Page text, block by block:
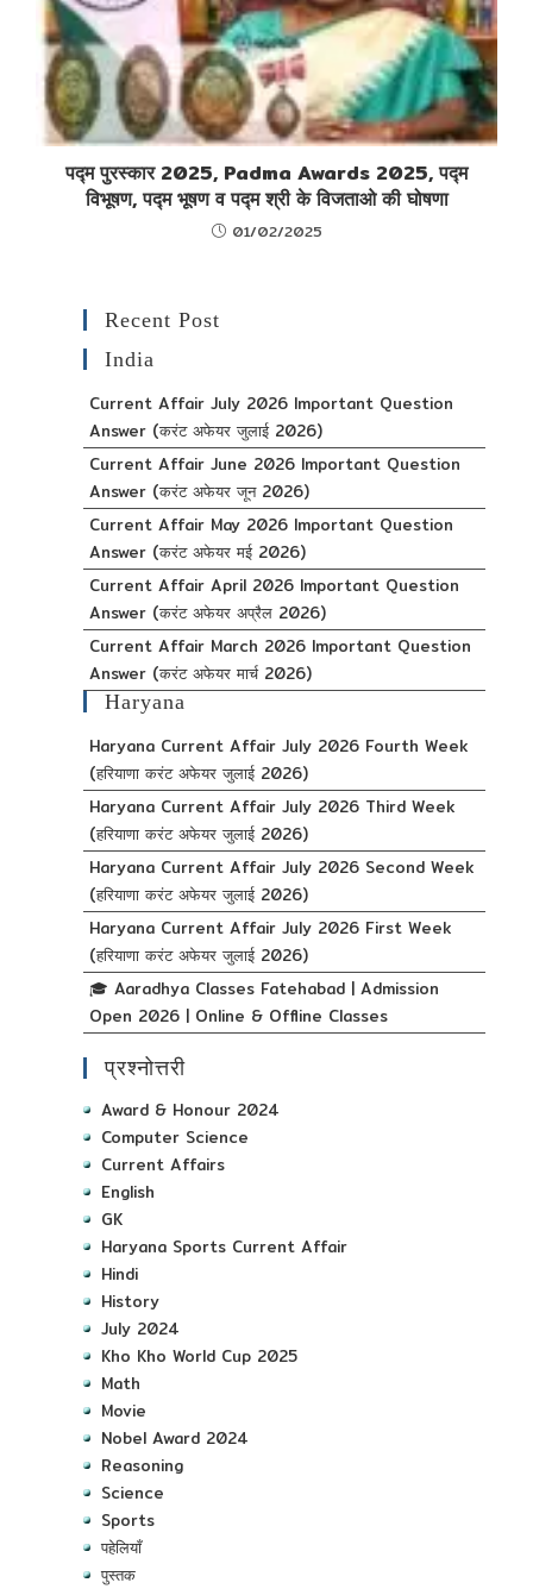
पद्म पुरस्कार 2025, Padma Awards 2025, पद्म
विभूषण, पद्म भूषण व पद्म श्री के विजताओ की घोषणा
01/02/2025
Recent Post
India
Current Affair July 2026 Important Question
Answer (करंट अफेयर जुलाई 2026)
Current Affair June 2026 Important Question
Answer (करंट अफेयर जून 2026)
Current Affair May 2026 Important Question
Answer (करंट अफेयर मई 2026)
Current Affair April 2026 Important Question
Answer (करंट अफेयर अप्रैल 2026)
Current Affair March 2026 Important Question
Answer (करंट अफेयर मार्च 2026)
Haryana
Haryana Current Affair July 2026 Fourth Week
(हरियाणा करंट अफेयर जुलाई 2026)
Haryana Current Affair July 2026 Third Week
(हरियाणा करंट अफेयर जुलाई 2026)
Haryana Current Affair July 2026 Second Week
(हरियाणा करंट अफेयर जुलाई 2026)
Haryana Current Affair July 2026 First Week
(हरियाणा करंट अफेयर जुलाई 2026)
🎓 Aaradhya Classes Fatehabad | Admission
Open 2026 | Online & Offline Classes
प्रश्नोत्तरी
Award & Honour 2024
Computer Science
Current Affairs
English
GK
Haryana Sports Current Affair
Hindi
History
July 2024
Kho Kho World Cup 2025
Math
Movie
Nobel Award 2024
Reasoning
Science
Sports
पहेलियाँ
पुस्तक